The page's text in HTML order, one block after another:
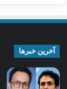
آخرین خبرها